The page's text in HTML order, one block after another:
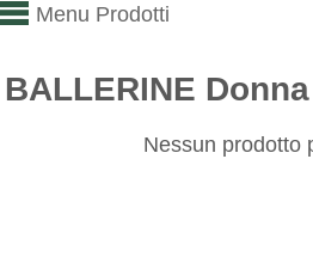
Menu Prodotti
BALLERINE Donna
Nessun prodotto